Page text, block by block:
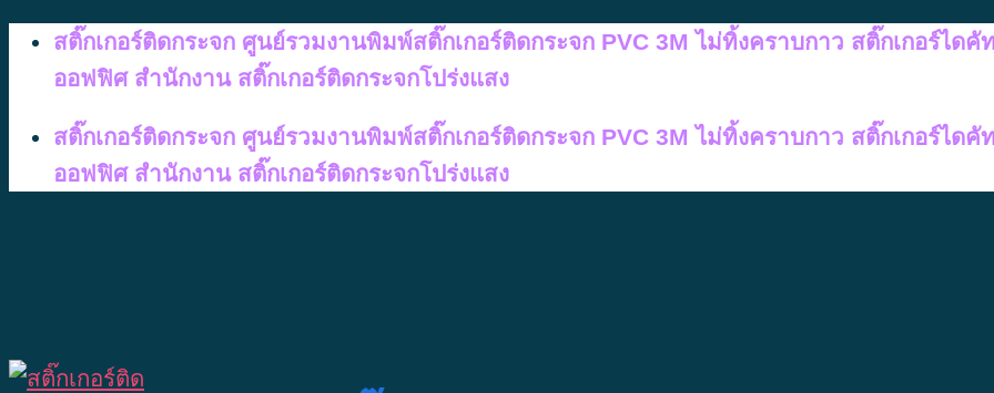
Skip
content
สติ๊กเกอร์ติดกระจก ศูนย์รวมงานพิมพ์สติ๊กเกอร์ติดกระจก PVC 3M ไม่ทิ้งคราบกาว สติ๊กเกอร์ได
ออฟฟิศ สำนักงาน สติ๊กเกอร์ติดกระจกโปร่งแสง
สติ๊กเกอร์ติดกระจก ศูนย์รวมงานพิมพ์สติ๊กเกอร์ติดกระจก PVC 3M ไม่ทิ้งคราบกาว สติ๊กเกอร์ได
ออฟฟิศ สำนักงาน สติ๊กเกอร์ติดกระจกโปร่งแสง